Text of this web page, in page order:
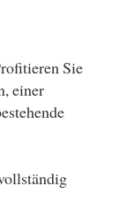
Sie
einer